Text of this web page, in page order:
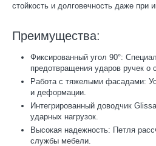
стойкость и долговечность даже при
Преимущества:
Фиксированный угол 90°:
предотвращения ударов ручек о
Работа с тяжелыми фасадами:
и деформации.
Интегрированный доводчик
ударных нагрузок.
Высокая надежность: Петля
службы мебели.